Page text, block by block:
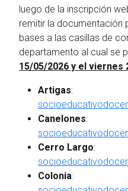
luego de la inscripción
remitir la documentación
bases a las casillas de
departamento al cual se
15/05/2026 y el viernes
Artigas:
Canelones:
Cerro Largo:
Colonia: